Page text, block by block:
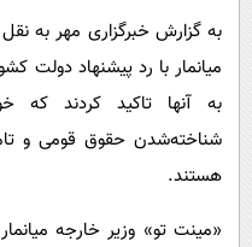
به گزارش خبرگزاری مهر به نقل
میانمار با رد پیشنهاد دولت
به آنها تاکید کردند که
شناخته‌شدن حقوق قومی و
هستند.